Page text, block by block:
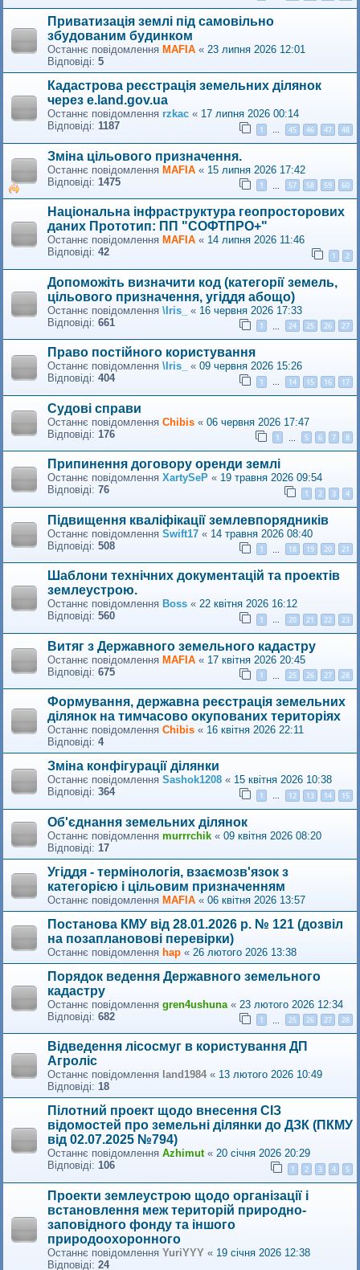
Приватизація землі під самовільно
збудованим будинком
Останнє повідомлення MAFIA « 23 липня 2026 12:01
Відповіді: 5
Кадастрова реєстрація земельних ділянок
через e.land.gov.ua
Останнє повідомлення rzkac « 17 липня 2026 00:14
Відповіді: 1187 1 … 45 46 47 48
Зміна цільового призначення.
Останнє повідомлення MAFIA « 15 липня 2026 17:42
Відповіді: 1475 1 57 58 59 60
Національна інфраструктура геопросторових
даних Прототип: ПП "СОФТПРО+"
Останнє повідомлення MAFIA « 14 липня 2026 11:46
Відповіді: 42 1 2
Допоможіть визначити код (категорії земель,
цільового призначення, угіддя абощо)
Останнє повідомлення \Iris_ « 16 червня 2026 17:33
Відповіді: 661 1 24 25 26 27
Право постійного користування
Останнє повідомлення \Iris_ « 09 червня 2026 15:26
Відповіді: 404 1 … 14 15 16 17
Судові справи
Останнє повідомлення Сhibis « 06 червня 2026 17:47
Відповіді: 176 1 5 6 7 8
Припинення договору оренди землі
Останнє повідомлення XartySeP « 19 травня 2026 09:54
Відповіді: 76 1 2 3 4
Підвищення кваліфікації землевпорядників
Останнє повідомлення Swift17 « 14 травня 2026 08:40
Відповіді: 508 1 18 19 20 21
Шаблони технічних документацій та проектів
землеустрою.
Останнє повідомлення Boss « 22 квітня 2026 16:12
Відповіді: 560 1 … 20 21 22 23
Витяг з Державного земельного кадастру
Останнє повідомлення MAFIA « 17 квітня 2026 20:45
Відповіді: 675 1 25 26 27 28
Формування, державна реєстрація земельних
ділянок на тимчасово окупованих територіях
Останнє повідомлення Сhibis « 16 квітня 2026 22:11
Відповіді: 4
Зміна конфігурації ділянки
Останнє повідомлення Sashok1208 « 15 квітня 2026 10:38
Відповіді: 364 1 … 12 13 14 15
Об'єднання земельних ділянок
Останнє повідомлення murrrchik « 09 квітня 2026 08:20
Відповіді: 17
Угіддя - термінологія, взаємозв'язок з
категорією і цільовим призначенням
Останнє повідомлення MAFIA « 06 квітня 2026 13:57
Постанова КМУ від 28.01.2026 р. № 121 (дозвіл
на позаплановові перевірки)
Останнє повідомлення hap « 26 лютого 2026 13:38
Порядок ведення Державного земельного
кадастру
Останнє повідомлення gren4ushuna « 23 лютого 2026 12:34
Відповіді: 682 1 25 26 27 28
Відведення лісосмуг в користування ДП
Агроліс
Останнє повідомлення land1984 « 13 лютого 2026 10:49
Відповіді: 18
Пілотний проект щодо внесення СІЗ
відомостей про земельні ділянки до ДЗК (ПКМУ
від 02.07.2025 №794)
Останнє повідомлення Azhimut« 20 січня 2026 20:29
Відповіді: 106 1 2 3 4 5
Проекти землеустрою щодо організації і
встановлення меж територій природно-
заповідного фонду та іншого
природоохоронного
Останнє повідомлення YuriYYY « 19 січня 2026 12:38
Відповіді: 24